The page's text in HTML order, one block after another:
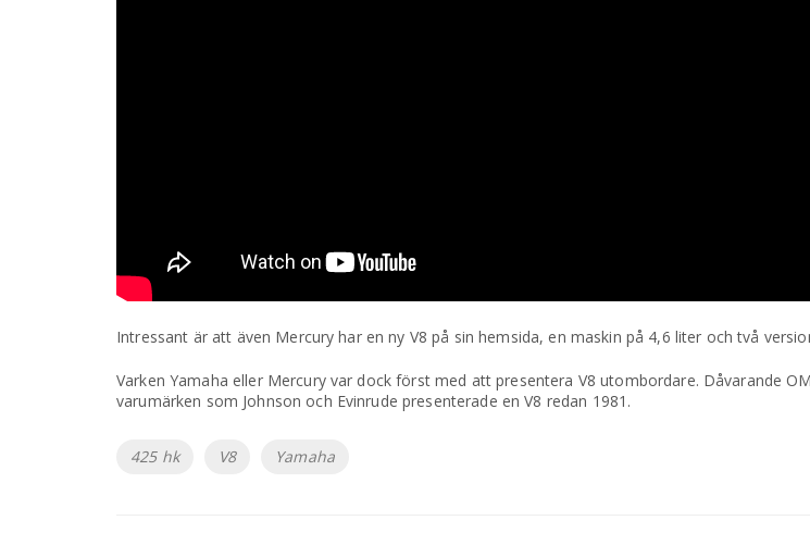
Intressant är att även Mercury har en ny V8 på sin hemsida, en maskin på 4,6 liter och två
Varken Yamaha eller Mercury var dock först med att presentera V8 utombordare. Dåvarande
varumärken som Johnson och Evinrude presenterade en V8 redan 1981.
Etiketter
425 hk V8 Yamaha